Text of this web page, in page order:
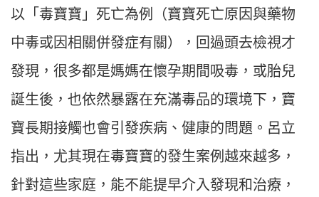
以「毒寶寶」死亡為例（寶寶死亡原因與藥物
中毒或因相關併發症有關），回過頭去檢視才
發現，很多都是媽媽在懷孕期間吸毒，或胎兒
誕生後，也依然暴露在充滿毒品的環境下，寶
寶長期接觸也會引發疾病、健康的問題。呂立
指出，尤其現在毒寶寶的發生案例越來越多，
針對這些家庭，能不能提早介入發現和治療，